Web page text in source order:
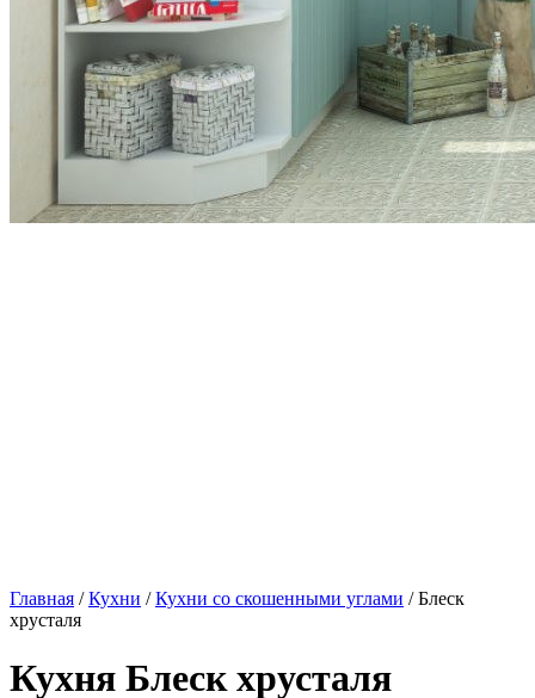
Главная /Кухни /Кухни со скошенными углами / Блеск
хрусталя
Кухня Блеск хрусталя